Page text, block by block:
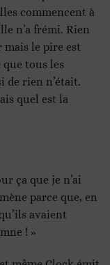
commencent à
n’a frémi. Rien
mais le pire est
tous les
de rien n’était.
quel est la
ça que je n’ai
parce que, en
avaient
! »